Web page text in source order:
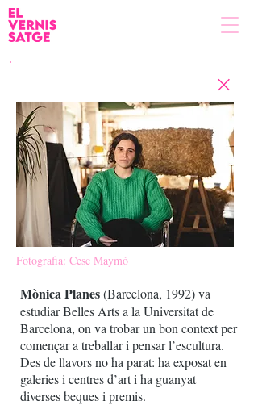
Fotografia: Cesc Maymó
Mònica Planes(Barcelona, 1992) va
estudiar Belles Arts a la Universitat de
Barcelona, on va trobar un bon context per
començar a treballar i pensar l’escultura.
Des de llavors no ha parat: ha exposat en
galeries i centres d’art i ha guanyat
diverses beques i premis.